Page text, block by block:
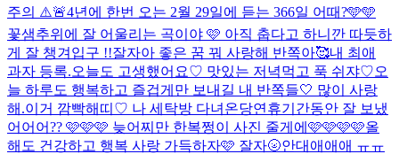
주의 ⚠️🚨4년에 한번 오는 2월 29일에 듣는 366일 어때?🩵🩵
꽃샘추위에 잘 어울리는 곡이야 🩷 아직 춥다고 하니깐 따듯하
게 잘 챙겨입구 !!잘자아 좋은 꿈 꿔 사랑해 반쪽아🥰내 최애
과자 등록.오늘도 고생했어요♡ 맛있는 저녁먹고 푹 쉬쟈♡오
늘 하루도 행복하고 즐겁게만 보내길 내 반쪽들🤍 많이 사랑
해.이거 깜빡해띠♡ 나 세탁방 다녀온당연휴기간동안 잘 보냈
어어어?? 🩷🩷🩷 늦어찌만 한복쩡이 사진 줄게에🩷🩷🩷🩷올
해도 건강하고 행복 사랑 가득하자🩷 잘자🌝안대애애애 ㅠㅠ